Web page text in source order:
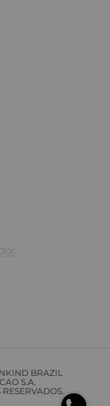
BRAZIL
S.A.